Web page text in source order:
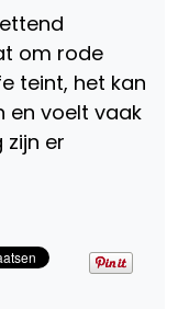
om rode
teint, het kan
en voelt vaak
zijn er